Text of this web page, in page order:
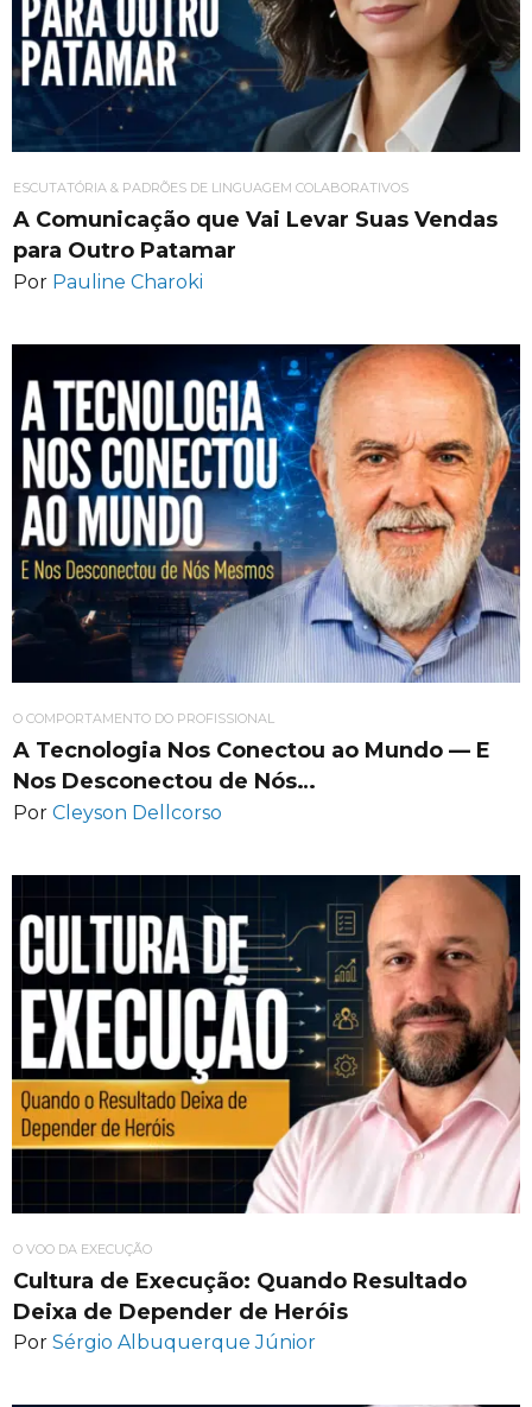
ESCUTATÓRIA & PADRÕES DE LINGUAGEM COLABORATIVOS
A Comunicação que Vai Levar Suas Vendas
para Outro Patamar
Por Pauline Charoki
O COMPORTAMENTO DO PROFISSIONAL
A Tecnologia Nos Conectou ao Mundo — E
Nos Desconectou de Nós…
Por Cleyson Dellcorso
O VOO DA EXECUÇÃO
Cultura de Execução: Quando Resultado
Deixa de Depender de Heróis
Por Sérgio Albuquerque Júnior